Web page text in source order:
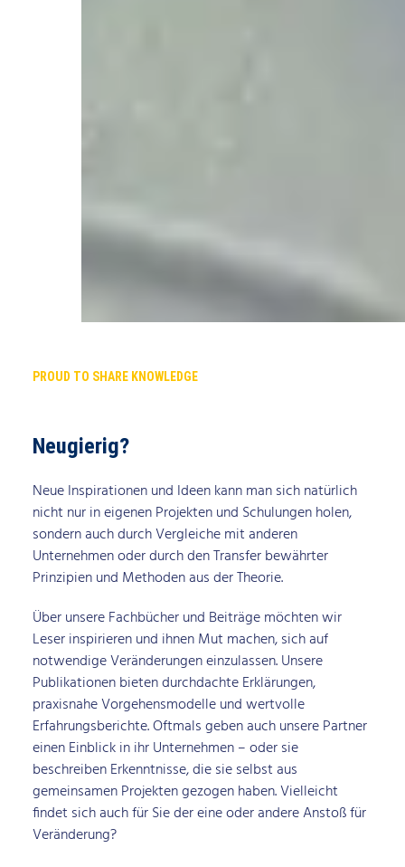
PROUD TO SHARE KNOWLEDGE
Neugierig?
Neue Inspirationen und Ideen kann man sich natürlich
nicht nur in eigenen Projekten und Schulungen holen,
sondern auch durch Vergleiche mit anderen
Unternehmen oder durch den Transfer bewährter
Prinzipien und Methoden aus der Theorie.
Über unsere Fachbücher und Beiträge möchten wir
Leser inspirieren und ihnen Mut machen, sich auf
notwendige Veränderungen einzulassen. Unsere
Publikationen bieten durchdachte Erklärungen,
praxisnahe Vorgehensmodelle und wertvolle
Erfahrungsberichte. Oftmals geben auch unsere Partner
einen Einblick in ihr Unternehmen – oder sie
beschreiben Erkenntnisse, die sie selbst aus
gemeinsamen Projekten gezogen haben. Vielleicht
findet sich auch für Sie der eine oder andere Anstoß für
Veränderung?